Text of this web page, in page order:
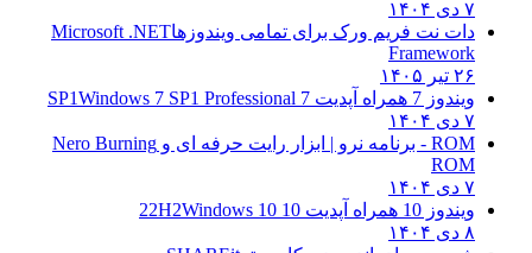
۷ دی ۱۴۰۴
دات نت فریم ورک برای تمامی ویندوزهاMicrosoft .NET
Framework
۲۶ تیر ۱۴۰۵
ویندوز 7 همراه آپدیت 7 SP1
Windows 7 SP1 Professional
۷ دی ۱۴۰۴
ROM - برنامه نرو | ابزار رایت حرفه ای و
Nero Burning
ROM
۷ دی ۱۴۰۴
ویندوز 10 همراه آپدیت 10 22H2
Windows 10
۸ دی ۱۴۰۴